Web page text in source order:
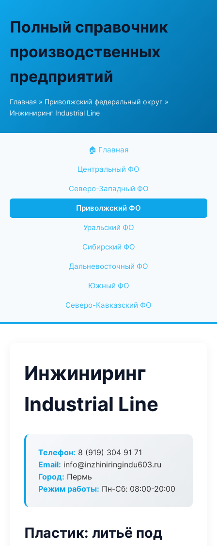
Полный справочник
производственных
предприятий
Главная » Приволжский федеральный округ »
Инжиниринг Industrial Line
🏠 Главная
Центральный ФО
Северо-Западный ФО
Приволжский ФО
Уральский ФО
Сибирский ФО
Дальневосточный ФО
Южный ФО
Северо-Кавказский ФО
Инжиниринг
Industrial Line
Телефон: 8 (919) 304 91 71
Email: info@inzhiniringindu603.ru
Город: Пермь
Режим работы: Пн-Сб: 08:00-20:00
Пластик: литьё под